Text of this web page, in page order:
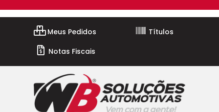
Meus Pedidos
Títulos
Notas Fiscais